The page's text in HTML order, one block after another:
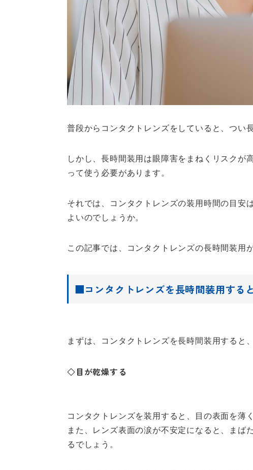
普段からコンタクトレンズをしていると、つい
しかし、長時間装用は眼障害をまねくリスクが
って使う必要があります。
それでは、コンタクトレンズの装用時間の目安
よいのでしょうか。
この記事では、コンタクトレンズの長時間装用
■コンタクトレンズを長時間装用する
まずは、コンタクトレンズを長時間装用すると
◇目が乾燥する
コンタクトレンズを装用すると、目の表面を薄
また、レンズ表面の涙が不安定になると、まば
るでしょう。